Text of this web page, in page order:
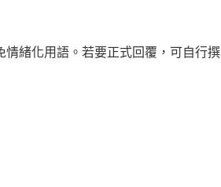
緒化用語。若要正式回覆，可自行